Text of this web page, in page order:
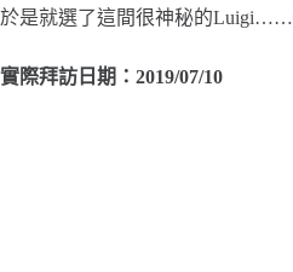
於是就選了這間很神秘的Luigi……
實際拜訪日期：2019/07/10